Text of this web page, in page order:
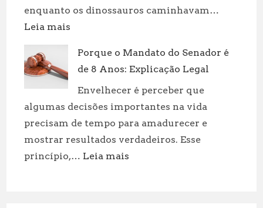
enquanto os dinossauros caminhavam…
Leia mais
Aquáticos:
Tipos
Porque o Mandato do Senador é
de 8 Anos: Explicação Legal
Envelhecer é perceber que
algumas decisões importantes na vida
precisam de tempo para amadurecer e
mostrar resultados verdadeiros. Esse
princípio,… Leia mais